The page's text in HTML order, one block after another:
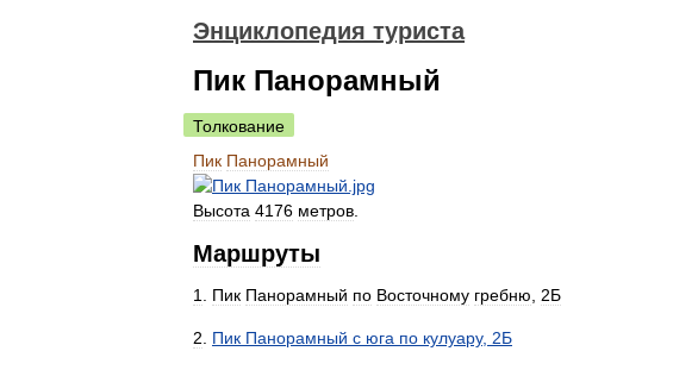
Энциклопедия туриста
Пик Панорамный
Толкование
Пик Панорамный
Высота 4176 метров
Маршруты
1 Пик Панорамный по Восточному гребню 2Б
2 Пик Панорамный с юга по кулуару, 2Б